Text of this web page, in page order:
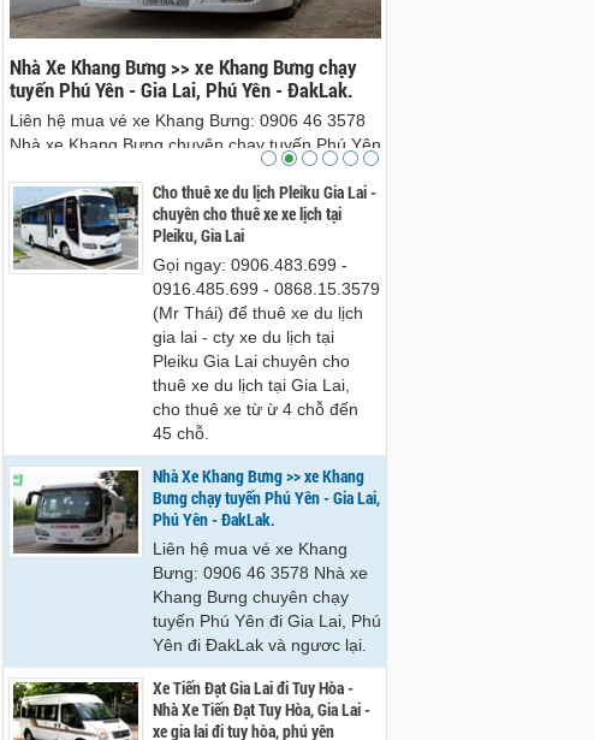
Nhà Xe Khang Bưng >> xe Khang Bưng chạy
tuyến Phú Yên - Gia Lai, Phú Yên - ĐakLak.
Liên hệ mua vé xe Khang Bưng: 0906 46 3578
Nhà xe Khang Bưng chuyên chạy tuyến Phú Yên
đi Gia Lai, Phú Yên đi ĐakLak và ngươc lại.
Cho thuê xe du lịch Pleiku Gia Lai -
chuyên cho thuê xe xe lịch tại
Pleiku, Gia Lai
Gọi ngay: 0906.483.699 -
0916.485.699 - 0868.15.3579
(Mr Thái) để thuê xe du lịch
gia lai - cty xe du lịch tại
Pleiku Gia Lai chuyên cho
thuê xe du lịch tại Gia Lai,
cho thuê xe từ ừ 4 chỗ đến
45 chỗ.
Nhà Xe Khang Bưng >> xe Khang
Bưng chạy tuyến Phú Yên - Gia Lai,
Phú Yên - ĐakLak.
Liên hệ mua vé xe Khang
Bưng: 0906 46 3578 Nhà xe
Khang Bưng chuyên chạy
tuyến Phú Yên đi Gia Lai, Phú
Yên đi ĐakLak và ngươc lại.
Xe Tiến Đạt Gia Lai đi Tuy Hòa -
Nhà Xe Tiến Đạt Tuy Hòa, Gia Lai -
xe gia lai đi tuy hòa, phú yên